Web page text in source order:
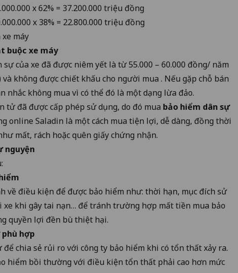
x 62% = 37.200.000 triệu đồng
x 38% = 22.800.000 triệu đồng
máy
buộc xe máy
của xe đã được niêm yết là từ 55.000 – 60.000 đồng/ năm
và không được chiết khấu cho người mua . Nếu gặp chỗ bán
nhắc không mua vì có thể đó là một dạng lừa đảo.
tử đã được cấp phép sử dụng, do đó mua bảo hiểm dân sự
online Saladin là một cách mua tiện lợi, dễ dàng, đồng thời
mất, rách hoặc quên giấy chứng nhận.
nguyện
về điều kiện để được bảo hiểm như: thời hạn, mục đích sử
xe khi gây tai nạn… để tránh trường hợp mất tiền mua bảo
quyền lợi đền bù thiệt hại.
hợp
chia sẻ rủi ro với công ty bảo hiểm khi có tổn thất xảy ra.
hiểm bồi thường với điều kiện tổn thất phải cao hơn mức